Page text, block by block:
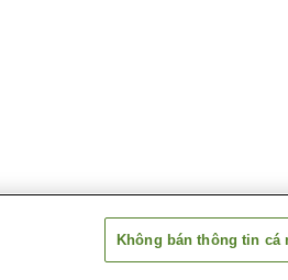
Không bán thông tin cá